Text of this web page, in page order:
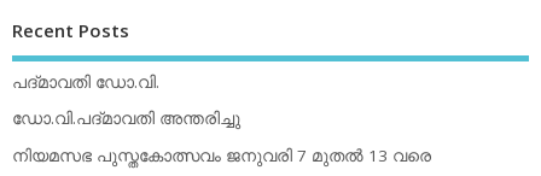
Recent Posts
പദ്മാവതി ഡോ.വി.
ഡോ.വി.പദ്മാവതി അന്തരിച്ചു
നിയമസഭ പുസ്തകോത്സവം ജനുവരി 7 മുതല്‍ 13 വരെ